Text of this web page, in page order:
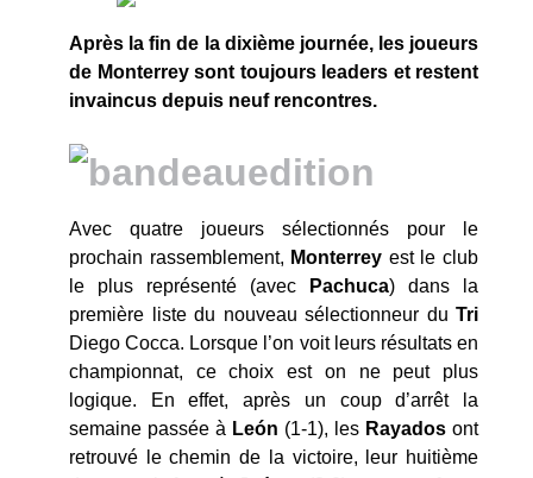
Après la fin de la dixième journée, les joueurs
de Monterrey sont toujours leaders et restent
invaincus depuis neuf rencontres.
Avec quatre joueurs sélectionnés pour le
prochain rassemblement, Monterrey est le club
le plus représenté (avec
Pachuca) dans la
première liste du nouveau sélectionneur du Tri
Diego Cocca. Lorsque l’on voit leurs résultats en
championnat, ce choix est on ne peut plus
logique. En effet, après un coup d’arrêt la
semaine passée à León (1-1), les Rayados ont
retrouvé le chemin de la victoire, leur huitième